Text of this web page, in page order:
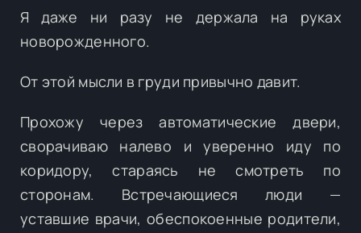
Я даже ни разу не держала на руках
новорожденного.
От этой мысли в груди привычно давит.
Прохожу через автоматические двери,
сворачиваю налево и уверенно иду по
коридору, стараясь не смотреть по
сторонам. Встречающиеся люди —
уставшие врачи, обеспокоенные родители,